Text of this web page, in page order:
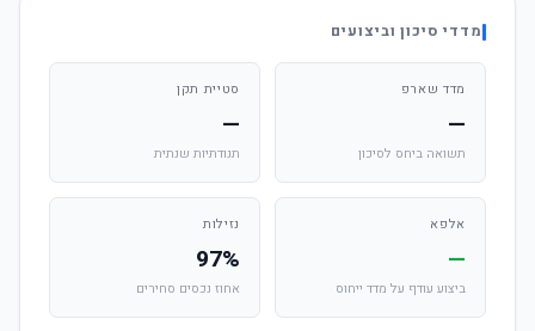
מדדי סיכון וביצועים
מדד שארפ
—
תשואה ביחס לסיכון
סטיית תקן
—
תנודתיות שנתית
אלפא
—
ביצוע עודף על מדד ייחוס
נזילות
97%
אחוז נכסים סחירים